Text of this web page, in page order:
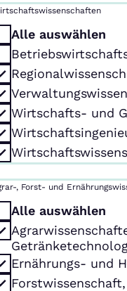
Alle auswählen
Wirtschafts- und
, Forst- und
Alle auswählen
Ernährungs- und